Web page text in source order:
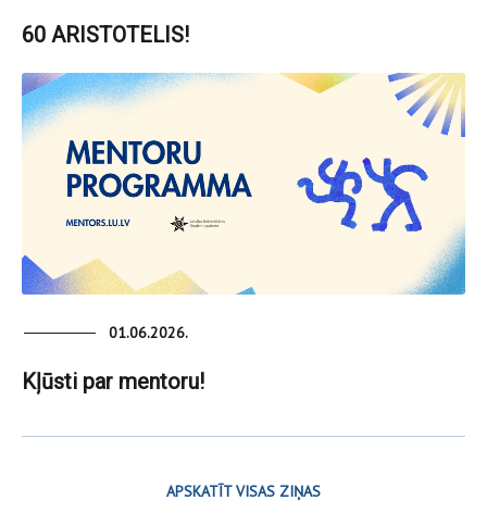
60 ARISTOTELIS!
01.06.2026.
Kļūsti par mentoru!
APSKATĪT VISAS ZIŅAS